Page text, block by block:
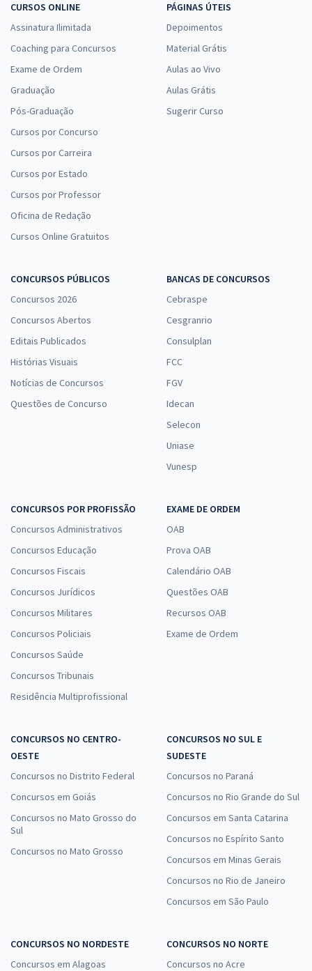
CURSOS ONLINE
Assinatura Ilimitada
Coaching para Concursos
Exame de Ordem
Graduação
Pós-Graduação
Cursos por Concurso
Cursos por Carreira
Cursos por Estado
Cursos por Professor
Oficina de Redação
Cursos Online Gratuitos
PÁGINAS ÚTEIS
Depoimentos
Material Grátis
Aulas ao Vivo
Aulas Grátis
Sugerir Curso
CONCURSOS PÚBLICOS
Concursos 2026
Concursos Abertos
Editais Publicados
Histórias Visuais
Notícias de Concursos
Questões de Concurso
BANCAS DE CONCURSOS
Cebraspe
Cesgranrio
Consulplan
FCC
FGV
Idecan
Selecon
Uniase
Vunesp
CONCURSOS POR PROFISSÃO
Concursos Administrativos
Concursos Educação
Concursos Fiscais
Concursos Jurídicos
Concursos Militares
Concursos Policiais
Concursos Saúde
Concursos Tribunais
Residência Multiprofissional
EXAME DE ORDEM
OAB
Prova OAB
Calendário OAB
Questões OAB
Recursos OAB
Exame de Ordem
CONCURSOS NO CENTRO-
OESTE
Concursos no Distrito Federal
Concursos em Goiás
Concursos no Mato Grosso do
Sul
Concursos no Mato Grosso
CONCURSOS NO SUL E
SUDESTE
Concursos no Paraná
Concursos no Rio Grande do Sul
Concursos em Santa Catarina
Concursos no Espírito Santo
Concursos em Minas Gerais
Concursos no Rio de Janeiro
Concursos em São Paulo
CONCURSOS NO NORDESTE
Concursos em Alagoas
CONCURSOS NO NORTE
Concursos no Acre